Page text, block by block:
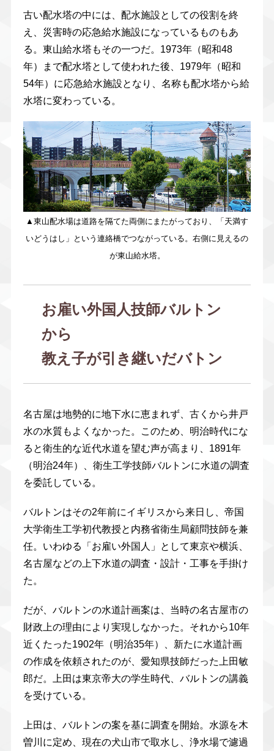
古い配水塔の中には、配水施設としての役割を終
え、災害時の応急給水施設になっているものもあ
る。東山給水塔もその一つだ。1973年（昭和48
年）まで配水塔として使われた後、1979年（昭和
54年）に応急給水施設となり、名称も配水塔から給
水塔に変わっている。
▲東山配水場は道路を隔てた両側にまたがっており、「天満す
いどうはし」という連絡橋でつながっている。右側に見えるの
が東山給水塔。
お雇い外国人技師バルトン
から
教え子が引き継いだバトン
名古屋は地勢的に地下水に恵まれず、古くから井戸
水の水質もよくなかった。このため、明治時代にな
ると衛生的な近代水道を望む声が高まり、1891年
（明治24年）、衛生工学技師バルトンに水道の調査
を委託している。
バルトンはその2年前にイギリスから来日し、帝国
大学衛生工学初代教授と内務省衛生局顧問技師を兼
任。いわゆる「お雇い外国人」として東京や横浜、
名古屋などの上下水道の調査・設計・工事を手掛け
た。
だが、バルトンの水道計画案は、当時の名古屋市の
財政上の理由により実現しなかった。それから10年
近くたった1902年（明治35年）、新たに水道計画
の作成を依頼されたのが、愛知県技師だった上田敏
郎だ。上田は東京帝大の学生時代、バルトンの講義
を受けている。
上田は、バルトンの案を基に調査を開始。水源を木
曽川に定め、現在の犬山市で取水し、浄水場で濾過